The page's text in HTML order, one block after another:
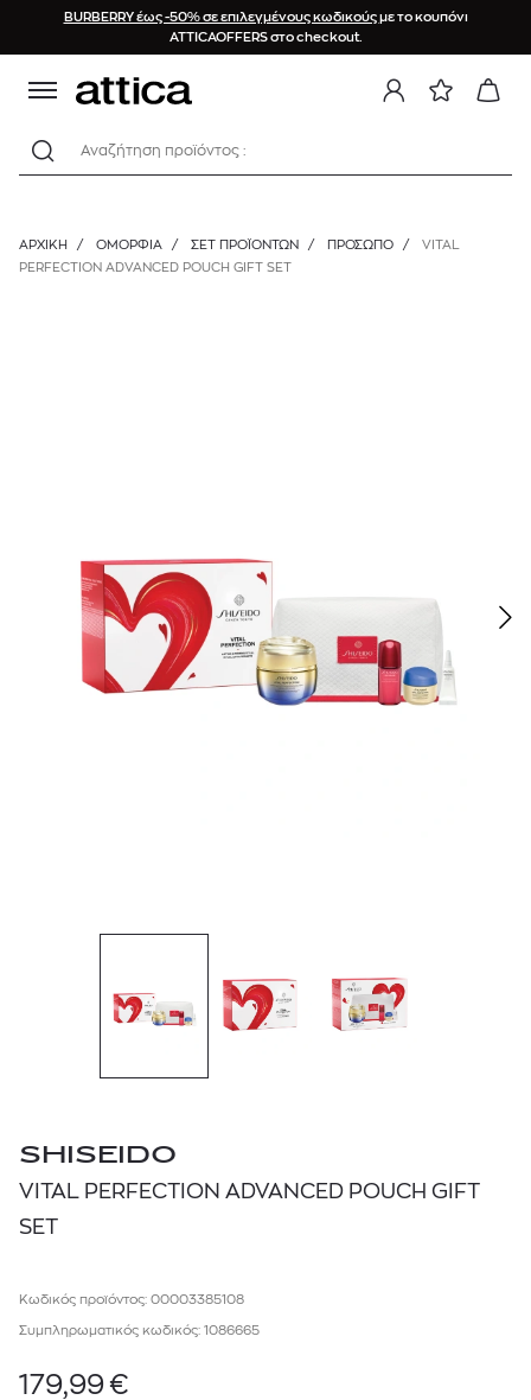
BURBERRY έως -50% σε επιλεγμένους κωδικούςμε το κουπόνι
ATTICAOFFERS στο checkout.
Αναζήτηση προϊόντος :
ΑΡΧΙΚΉ / ΟΜΟΡΦΙΑ / ΣΕΤ ΠΡΟΪΌΝΤΩΝ / ΠΡΟΣΩΠΟ /
VITAL
PERFECTION ADVANCED POUCH GIFT SET
SHISEIDO
VITAL PERFECTION ADVANCED POUCH GIFT
SET
Κωδικός προϊόντος: 00003385108
Συμπληρωματικός κωδικός: 1086665
179,99€